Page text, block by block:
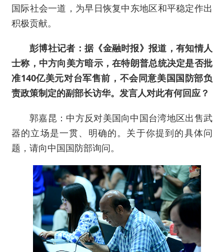
国际社会一道，为早日恢复中东地区和平稳定作出
积极贡献。
彭博社记者：据《金融时报》报道，有知情人
士称，中方向美方暗示，在特朗普总统决定是否批
准140亿美元对台军售前，不会同意美国国防部负
责政策制定的副部长访华。发言人对此有何回应？
郭嘉昆：中方反对美国向中国台湾地区出售武
器的立场是一贯、明确的。关于你提到的具体问
题，请向中国国防部询问。